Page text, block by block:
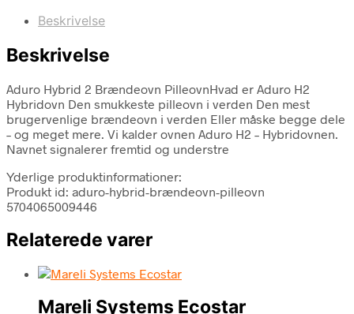
Beskrivelse
Beskrivelse
Aduro Hybrid 2 Brændeovn PilleovnHvad er Aduro H2
Hybridovn Den smukkeste pilleovn i verden Den mest
brugervenlige brændeovn i verden Eller måske begge dele
– og meget mere. Vi kalder ovnen Aduro H2 – Hybridovnen.
Navnet signalerer fremtid og understre
Yderlige produktinformationer:
Produkt id: aduro-hybrid-brændeovn-pilleovn
5704065009446
Relaterede varer
Mareli Systems Ecostar